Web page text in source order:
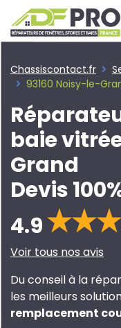
Chassiscontact.fr
93160 Noisy-le-
baie
Grand
Devis
4.9
Voir tous nos avis
Du conseil à la
les meilleurs
remplacement